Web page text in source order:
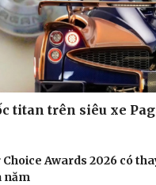
titan trên siêu xe
Awards 2026 có
năm